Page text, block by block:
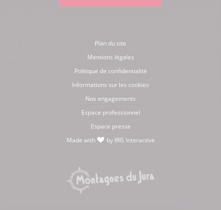
Plan du site
Mentions légales
Politique de confidentialité
Informations sur les cookies
Nos engagements
Espace professionnel
Espace presse
Made with
by IRIS Interactive